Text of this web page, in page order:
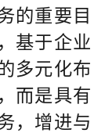
的重要目
基于企业
多元化布
而是具有
，增进与